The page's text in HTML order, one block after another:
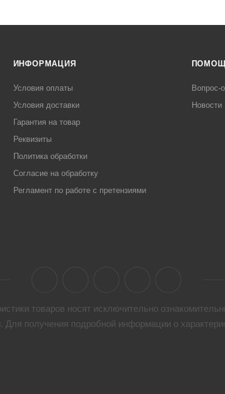
ИНФОРМАЦИЯ
Условия оплаты
Условия доставки
Гарантия на товар
Реквизиты
Политика обработки
Согласие на обработку
Регламент по работе с претензиями
Вопрос-
Новости
товaров носят исключительно
получения подробной информации о